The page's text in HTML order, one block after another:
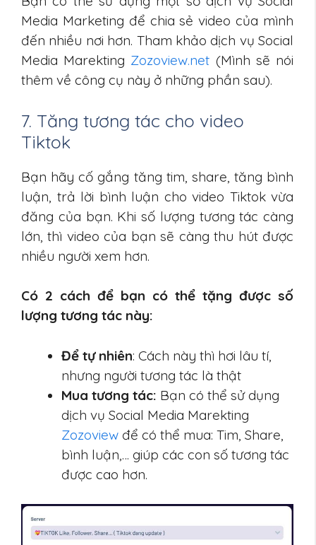
Media Marketing để chia sẻ video của mình
đến nhiều nơi hơn. Tham khảo dịch vụ Social
Media Marekting Zozoview.net (Mình sẽ nói
thêm về công cụ này ở những phần sau).
7. Tăng tương tác cho video
Tiktok
Bạn hãy cố gắng tăng tim, share, tăng bình
luận, trả lời bình luận cho video Tiktok vừa
đăng của bạn. Khi số lượng tương tác càng
lớn, thì video của bạn sẽ càng thu hút được
nhiều người xem hơn.
Có 2 cách để bạn có thể tặng được số
lượng tương tác này:
Để tự nhiên: Cách này thì hơi lâu tí,
nhưng người tương tác là thật
Mua tương tác: Bạn có thể sử dụng
dịch vụ Social Media Marekting
Zozoview để có thể mua: Tim, Share,
bình luận,… giúp các con số tương tác
được cao hơn.